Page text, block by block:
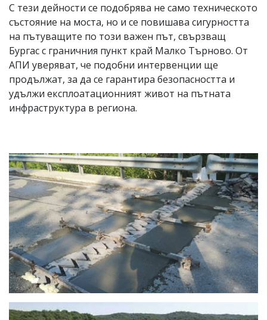
С тези дейности се подобрява не само техническото
състояние на моста, но и се повишава сигурността
на пътуващите по този важен път, свързващ
Бургас с граничния пункт край Малко Търново. От
АПИ уверяват, че подобни интервенции ще
продължат, за да се гарантира безопасността и
удължи експлоатационният живот на пътната
инфраструктура в региона.